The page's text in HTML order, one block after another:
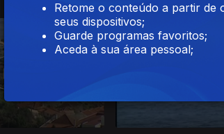
Retome o conteúdo a partir de
seus dispositivos;
Guarde programas favoritos;
Aceda à sua área pessoal;